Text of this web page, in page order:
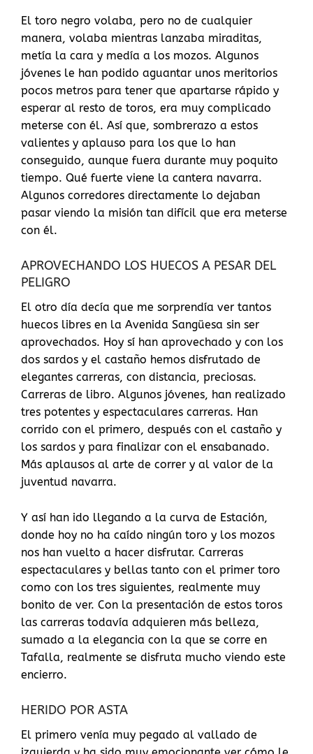
El toro negro volaba, pero no de cualquier
manera, volaba mientras lanzaba miraditas,
metía la cara y medía a los mozos. Algunos
jóvenes le han podido aguantar unos meritorios
pocos metros para tener que apartarse rápido y
esperar al resto de toros, era muy complicado
meterse con él. Así que, sombrerazo a estos
valientes y aplauso para los que lo han
conseguido, aunque fuera durante muy poquito
tiempo. Qué fuerte viene la cantera navarra.
Algunos corredores directamente lo dejaban
pasar viendo la misión tan difícil que era meterse
con él.
APROVECHANDO LOS HUECOS A PESAR DEL
PELIGRO
El otro día decía que me sorprendía ver tantos
huecos libres en la Avenida Sangüesa sin ser
aprovechados. Hoy sí han aprovechado y con los
dos sardos y el castaño hemos disfrutado de
elegantes carreras, con distancia, preciosas.
Carreras de libro. Algunos jóvenes, han realizado
tres potentes y espectaculares carreras. Han
corrido con el primero, después con el castaño y
los sardos y para finalizar con el ensabanado.
Más aplausos al arte de correr y al valor de la
juventud navarra.
Y así han ido llegando a la curva de Estación,
donde hoy no ha caído ningún toro y los mozos
nos han vuelto a hacer disfrutar. Carreras
espectaculares y bellas tanto con el primer toro
como con los tres siguientes, realmente muy
bonito de ver. Con la presentación de estos toros
las carreras todavía adquieren más belleza,
sumado a la elegancia con la que se corre en
Tafalla, realmente se disfruta mucho viendo este
encierro.
HERIDO POR ASTA
El primero venía muy pegado al vallado de